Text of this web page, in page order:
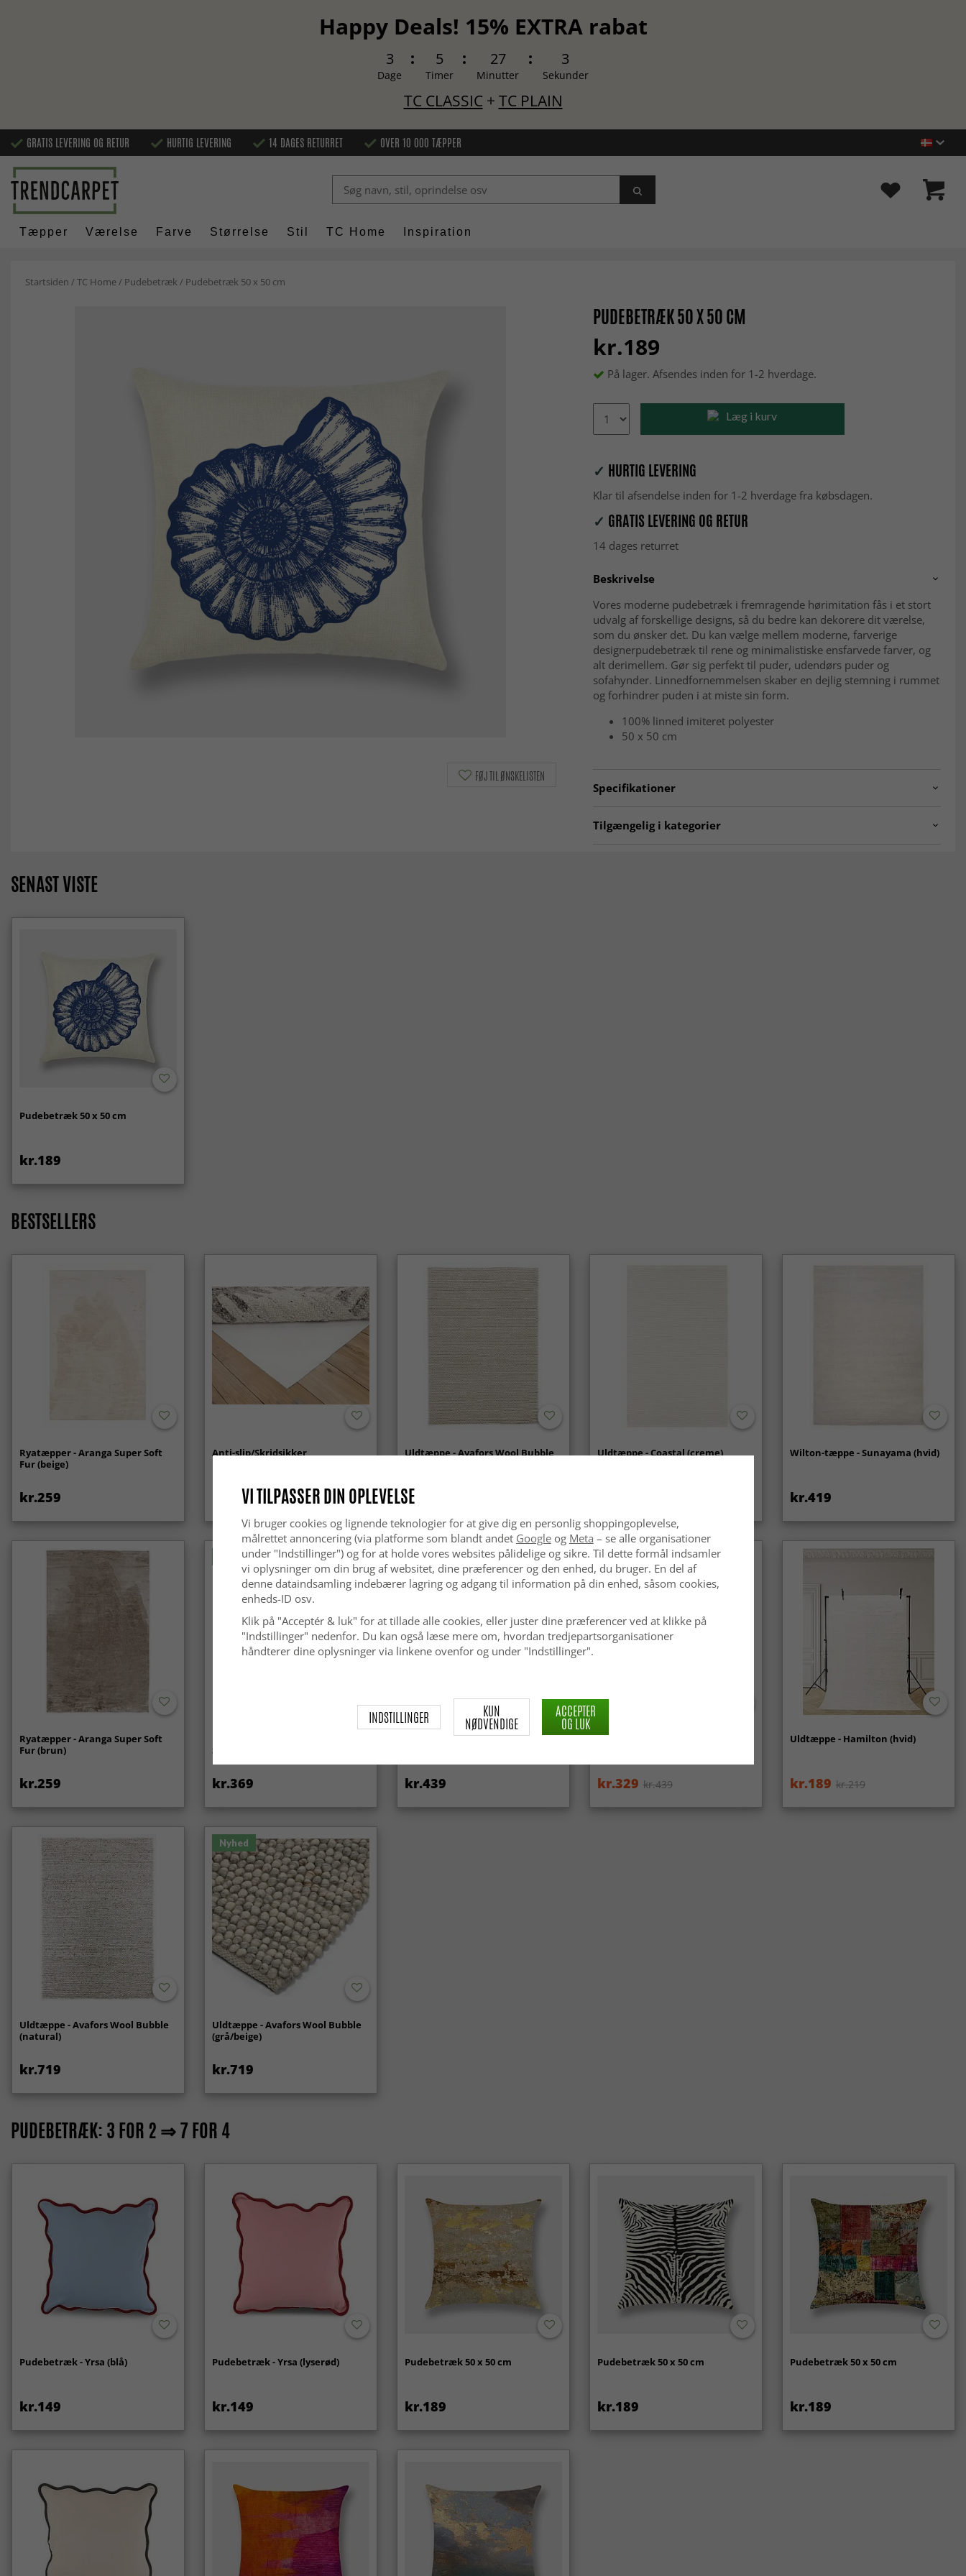
Happy Deals! 15% EXTRA rabat
3
Dage
5
Timer
27
Minutter
2
Sekunder
TC CLASSIC+ TC PLAIN
GRATIS LEVERING OG RETUR HURTIG LEVERING 14 DAGES RETURRET OVER 10 000 TÆPPER
Tæpper Værelse Farve Størrelse Stil TC Home Inspiration
Startsiden /TC Home/ Pudebetræk / Pudebetræk 50 x 50 cm
PUDEBETRÆK 50 X 50 CM
kr.189
På lager. Afsendes inden for 1-2 hverdage.
Læg i kurv
✓ HURTIG LEVERING
Klar til afsendelse inden for 1-2 hverdage fra købsdagen.
✓ GRATIS LEVERING OG RETUR
14 dages returret
Beskrivelse
Vores moderne pudebetræk i fremragende hørimitation fås i et stort
udvalg af forskellige designs, så du bedre kan dekorere dit værelse,
som du ønsker det. Du kan vælge mellem moderne, farverige
designerpudebetræk til rene og minimalistiske ensfarvede farver, og
alt derimellem. Gør sig perfekt til puder, udendørs puder og
sofahynder. Linnedfornemmelsen skaber en dejlig stemning i rummet
og forhindrer puden i at miste sin form.
100% linned imiteret polyester
50 x 50 cm
Specifikationer
Tilgængelig i kategorier
FØJ TIL ØNSKELISTEN
SENAST VISTE
Pudebetræk 50 x 50 cm
kr.189
BESTSELLERS
Ryatæpper - Aranga Super Soft
Fur (beige)
kr.259
Anti-slip/Skridsikker
kr.119
Uldtæppe - Avafors Wool Bubble
kr.629
Uldtæppe - Coastal (creme) Wilton-tæppe - Sunayama (hvid)
kr.419
Ryatæpper - Aranga Super Soft
Fur (brun)
kr.259
Nyhed
Soft Fur (beige)
kr.369
Tæpper til indendørs/udendørs
kr.439
Wilton-tæppe - Gombalia
kr.329 kr.439
Uldtæppe - Hamilton (hvid)
kr.189 kr.219
Uldtæppe - Avafors Wool Bubble
(natural)
kr.719
Nyhed
Uldtæppe - Avafors Wool Bubble
(grå/beige)
kr.719
PUDEBETRÆK: 3 FOR 2 ⇒ 7 FOR 4
Pudebetræk - Yrsa (blå)
kr.149
Pudebetræk - Yrsa (lyserød)
kr.149
Pudebetræk 50 x 50 cm
kr.189
Pudebetræk 50 x 50 cm
kr.189
Pudebetræk 50 x 50 cm
kr.189
VI TILPASSER DIN OPLEVELSE
Vi bruger cookies og lignende teknologier for at give dig en personlig shoppingoplevelse,
målrettet annoncering (via platforme som blandt andet Googleog Meta – se alle organisationer
under "Indstillinger") og for at holde vores websites pålidelige og sikre. Til dette formål indsamler
vi oplysninger om din brug af websitet, dine præferencer og den enhed, du bruger. En del af
denne dataindsamling indebærer lagring og adgang til information på din enhed, såsom cookies,
enheds-ID osv.
Klik på "Acceptér & luk" for at tillade alle cookies, eller juster dine præferencer ved at klikke på
"Indstillinger" nedenfor. Du kan også læse mere om, hvordan tredjepartsorganisationer
håndterer dine oplysninger via linkene ovenfor og under "Indstillinger".
INDSTILLINGER KUN
NØDVENDIGE
ACCEPTER
OG LUK